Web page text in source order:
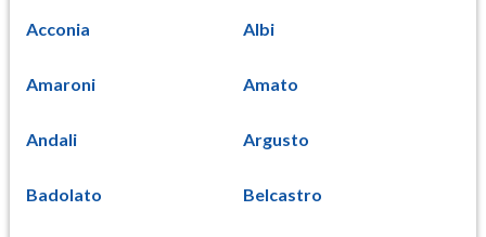
Acconia Albi
Amaroni Amato
Andali Argusto
Badolato Belcastro